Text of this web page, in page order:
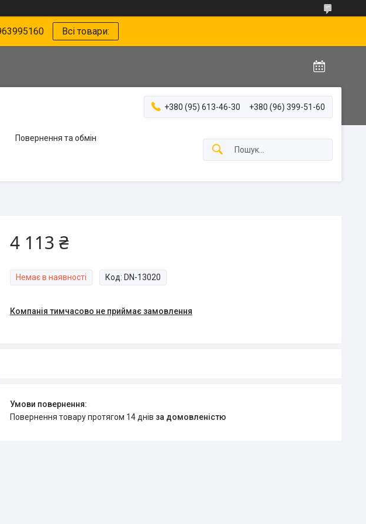
Всі товари:
+380 (95) 613-46-30 +380 (96) 399-51-60
Повернення та обмін
4 113 ₴
Немає в наявності Код: DN-13020
Компанія тимчасово не приймає замовлення
повернення товару протягом 14 днів за домовленістю